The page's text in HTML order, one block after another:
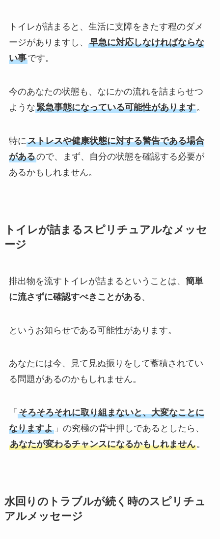
トイレが詰まると、生活に支障をきたす程のダメ
ージがありますし、 早急に対応しなければならな
い事です。
今のあなたの状態も、なにかの流れを詰まらせつ
ような緊急事態になっている可能性があります。
特にストレスや健康状態に対する警告である場合
があるので、まず、自分の状態を確認する必要が
あるかもしれません。
トイレが詰まるスピリチュアルなメッセ
ージ
排出物を流すトイレが詰まるということは、 簡単
に流さずに確認すべきことがある、
というお知らせである可能性があります。
あなたには今、見て見ぬ振りをして蓄積されてい
る問題があるのかもしれません。
「 そろそろそれに取り組まないと、大変なことに
なりますよ」の究極の背中押しであるとしたら、
あなたが変わるチャンスになるかもしれません。
水回りのトラブルが続く時のスピリチュ
アルメッセージ